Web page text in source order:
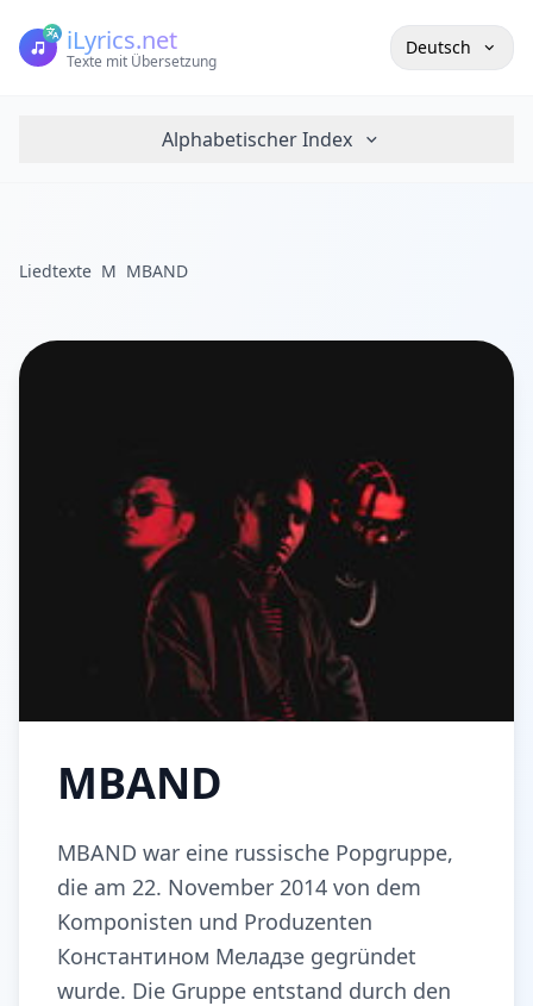
iLyrics.net
Texte mit Übersetzung
Deutsch
Alphabetischer Index
Liedtexte M MBAND
MBAND
MBAND war eine russische Popgruppe,
die am 22. November 2014 von dem
Komponisten und Produzenten
Константином Меладзе gegründet
wurde. Die Gruppe entstand durch den